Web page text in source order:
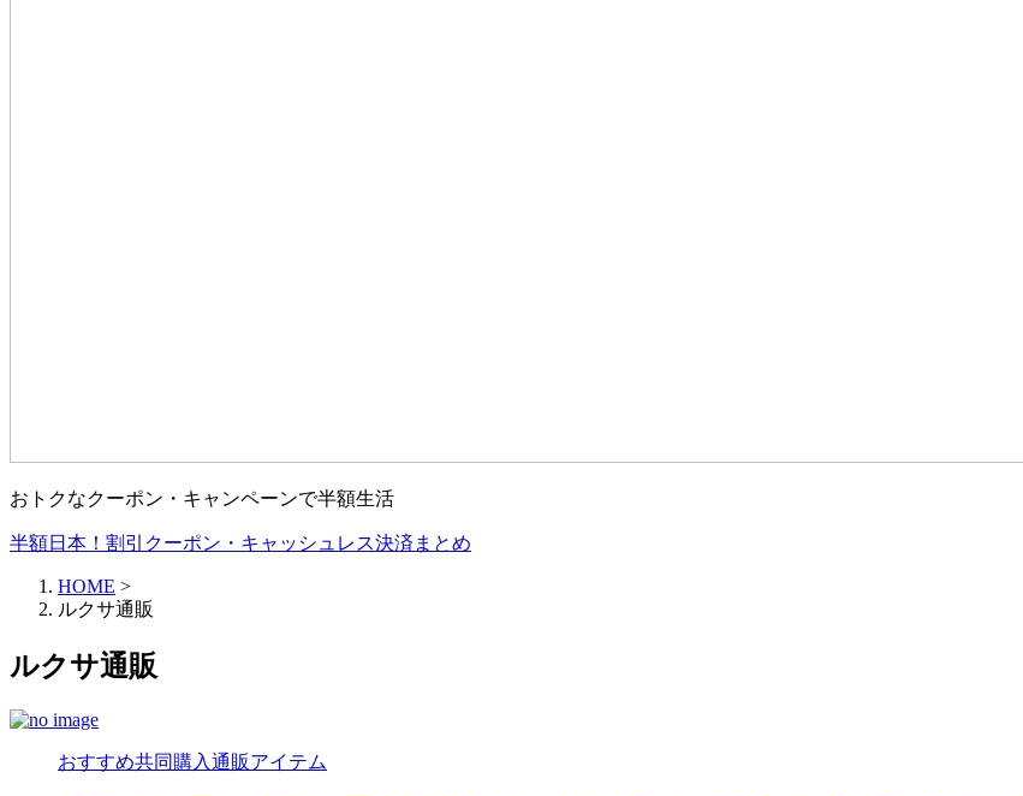
おトクなクーポン・キャンペーンで半額生活
半額日本！割引クーポン・キャッシュレス決済まとめ
HOME >
ルクサ通販
ルクサ通販
おすすめ共同購入通販アイテム